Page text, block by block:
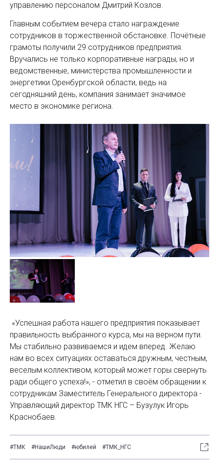
управлению персоналом Дмитрий Козлов.
Главным событием вечера стало награждение
сотрудников в торжественной обстановке. Почётные
грамоты получили 29 сотрудников предприятия.
Вручались не только корпоративные награды, но и
ведомственные, министерства промышленности и
энергетики Оренбургской области, ведь на
сегодняшний день, компания занимает значимое
место в экономике региона.
«Успешная работа нашего предприятия показывает
правильность выбранного курса, мы на верном пути.
Мы стабильно развиваемся и идем вперед. Желаю
нам во всех ситуациях оставаться дружным, честным,
веселым коллективом, который может горы свернуть
ради общего успеха!», - отметил в своём обращении к
сотрудникам Заместитель Генерального директора -
Управляющий директор ТМК НГС – Бузулук Игорь
Краснобаев.
#ТМК #НашиЛюди #юбилей #ТМК_НГС